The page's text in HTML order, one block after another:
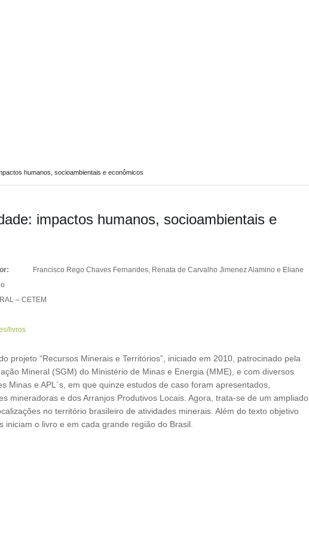
humanos, socioambientais e econômicos
impactos humanos, socioambientais e
Francisco Rego Chaves Fernandes, Renata de Carvalho Jimenez Alamino e Eliane
– CETEM
livros
projeto “Recursos Minerais e Territórios”, iniciado em 2010, patrocinado pela
Mineral (SGM) do Ministério de Minas e Energia (MME), e com diversos
Minas e APL´s, em que quinze estudos de caso foram apresentados,
mineradoras e dos Arranjos Produtivos Locais. Agora, trata-se de um ampliado
no território brasileiro de atividades minerais. Além do texto objetivo
o livro e em cada grande região do Brasil.